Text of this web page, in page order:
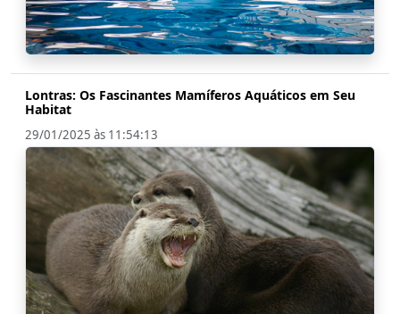
Lontras: Os Fascinantes Mamíferos Aquáticos em Seu
Habitat
29/01/2025 às 11:54:13